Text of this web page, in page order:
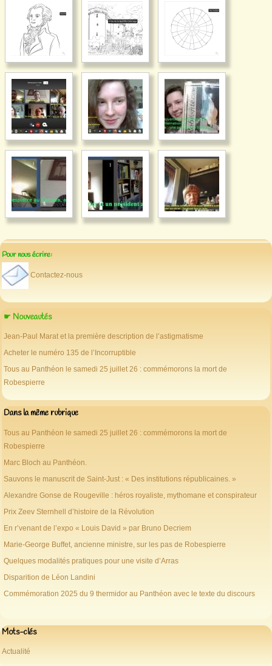
Pour nous écrire:
Contactez-nous
☛ Nouveautés
Jean-Paul Marat et la première description de l’astigmatisme
Acheter le numéro 135 de l’Incorruptible
Tous au Panthéon le samedi 25 juillet 26 : commémorons la mort de
Robespierre
Dans la même rubrique
Tous au Panthéon le samedi 25 juillet 26 : commémorons la mort de
Robespierre
Marc Bloch au Panthéon.
Sauvons le manuscrit de Saint-Just : « Des institutions républicaines. »
Alexandre Gonse de Rougeville : héros royaliste, mythomane et conspirateur
Prix Zeev Sternhell d’histoire de la Révolution
En r’venant de l’expo « Louis David » par Bruno Decriem
Marie-George Buffet, ancienne ministre, sur les pas de Robespierre
Quelques modalités pratiques pour une visite d’Arras
Disparition de Léon Landini
Commémoration 2025 du 9 thermidor au Panthéon avec le texte du discours
Mots-clés
Actualité